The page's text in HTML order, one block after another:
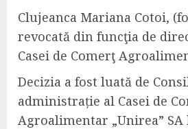
Clujeanca Mariana Cotoi,
revocată din funcţia de
Casei de Comerţ
Decizia a fost luată de
administrație al Casei de
Agroalimentar „Unirea”